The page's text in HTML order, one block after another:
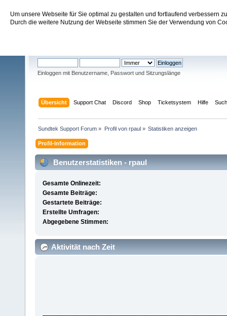
Um unsere Webseite für Sie optimal zu gestalten und fortlaufend verbessern
Durch die weitere Nutzung der Webseite stimmen Sie der Verwendung von
Sundtek Support Forum
Einloggen mit Benutzername, Passwort und Sitzungslänge
Übersicht Support Chat Discord Shop Ticketsystem Hilfe
Sundtek Support Forum » Profil von rpaul» Statistiken anzeigen
Profil-Information
Benutzerstatistiken - rpaul
Gesamte Onlinezeit:
Gesamte Beiträge:
Gestartete Beiträge:
Erstellte Umfragen:
Abgegebene Stimmen:
Aktivität nach Zeit